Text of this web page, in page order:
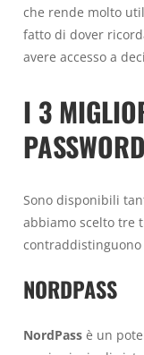
che rende molto
fatto di dover
avere accesso a
I 3
Sono disponibili
abbiamo scelto tre
contraddistinguono
NORDPASS
NordPass è un